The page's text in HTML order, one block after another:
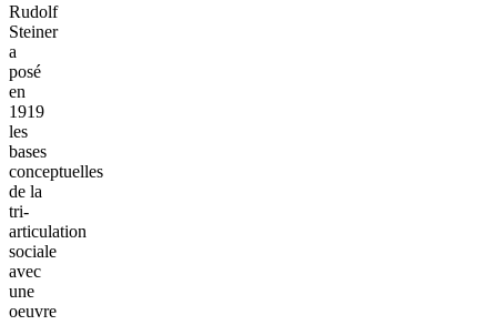
Rudolf
Steiner
a
posé
en
1919
les
bases
conceptuelles
de la
tri-
articulation
sociale
avec
une
oeuvre